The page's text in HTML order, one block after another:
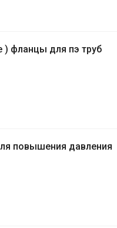
фланцы для пэ труб
повышения давления